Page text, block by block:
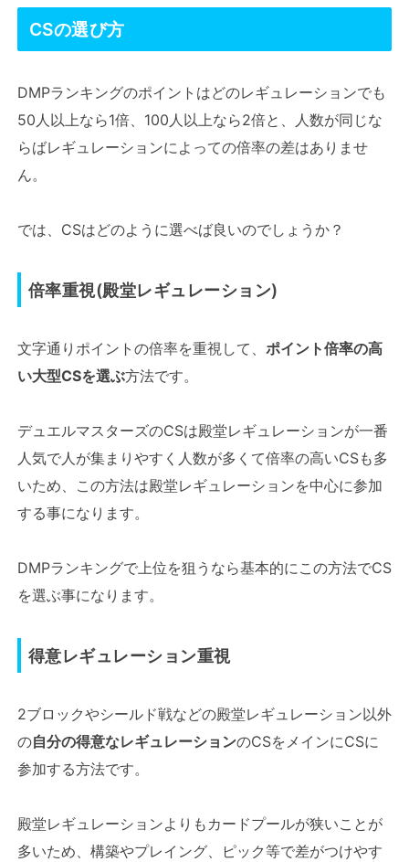
CSの選び方
DMPランキングのポイントはどのレギュレーションでも
50人以上なら1倍、100人以上なら2倍と、人数が同じな
らばレギュレーションによっての倍率の差はありませ
ん。
では、CSはどのように選べば良いのでしょうか？
倍率重視(殿堂レギュレーション)
文字通りポイントの倍率を重視して、 ポイント倍率の高
い大型CSを選ぶ方法です。
デュエルマスターズのCSは殿堂レギュレーションが一番
人気で人が集まりやすく人数が多くて倍率の高いCSも多
いため、この方法は殿堂レギュレーションを中心に参加
する事になります。
DMPランキングで上位を狙うなら基本的にこの方法でCS
を選ぶ事になります。
得意レギュレーション重視
2ブロックやシールド戦などの殿堂レギュレーション以外
の自分の得意なレギュレーションのCSをメインにCSに
参加する方法です。
殿堂レギュレーションよりもカードプールが狭いことが
多いため、構築やプレイング、ピック等で差がつけやす